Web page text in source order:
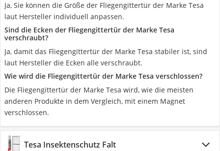
Ja, Sie können die Größe der Fliegengittertür der Marke Tesa
laut Hersteller individuell anpassen.
Sind die Ecken der Fliegengittertür der Marke Tesa
verschraubt?
Ja, damit das Fliegengittertür der Marke Tesa stabiler ist, sind
laut Hersteller die Ecken alle verschraubt.
Wie wird die Fliegengittertür der Marke Tesa verschlossen?
Die Fliegengittertür der Marke Tesa wird, wie die meisten
anderen Produkte in dem Vergleich, mit einem Magnet
verschlossen.
Tesa Insektenschutz Falt